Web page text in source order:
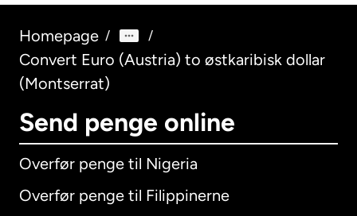
Homepage / /
Convert Euro (Austria) to østkaribisk dollar
(Montserrat)
Send penge online
Overfør penge til Nigeria
Overfør penge til Filippinerne